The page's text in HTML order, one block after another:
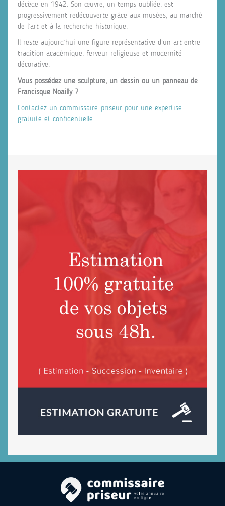
décède en 1942. Son œuvre, un temps oubliée, est
progressivement redécouverte grâce aux musées, au marché
de l’art et à la recherche historique.
Il reste aujourd’hui une figure représentative d’un art entre
tradition académique, ferveur religieuse et modernité
décorative.
Vous possédez une sculpture, un dessin ou un panneau de
Francisque Noailly ?
Contactez un commissaire-priseur pour une expertise
gratuite et confidentielle.